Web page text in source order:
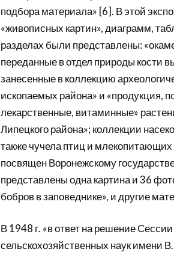
подбора материала» [6]. В этой
«живописных картин», диаграмм,
разделах были представлены:
переданные в отдел природы кости
занесенные в коллекцию
ископаемых района» и «продукция,
лекарственные, витаминные»
Липецкого района»; коллекции
также чучела птиц и
посвящен Воронежскому
представлены одна картина и 36
бобров в заповеднике», и другие
В 1948 г. «в ответ на решение
сельскохозяйственных наук имени